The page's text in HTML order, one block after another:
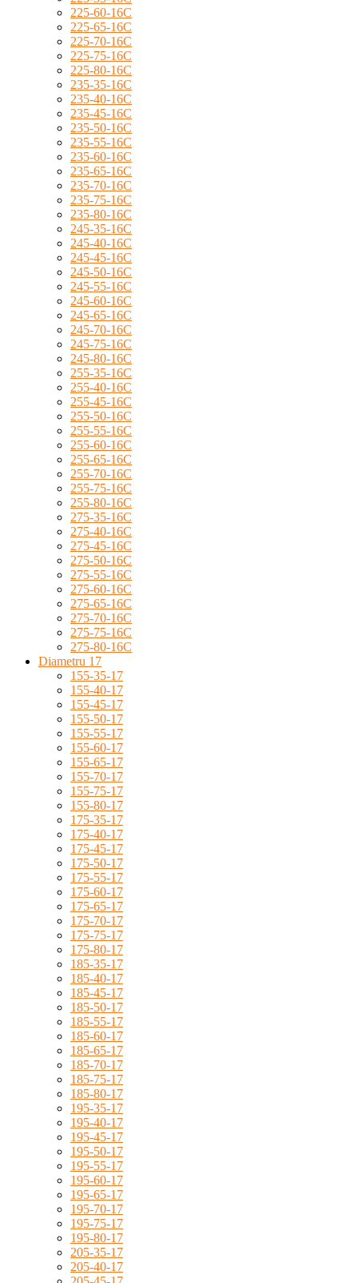
225-60-16C
225-65-16C
225-70-16C
225-75-16C
225-80-16C
235-35-16C
235-40-16C
235-45-16C
235-50-16C
235-55-16C
235-60-16C
235-65-16C
235-70-16C
235-75-16C
235-80-16C
245-35-16C
245-40-16C
245-45-16C
245-50-16C
245-55-16C
245-60-16C
245-65-16C
245-70-16C
245-75-16C
245-80-16C
255-35-16C
255-40-16C
255-45-16C
255-50-16C
255-55-16C
255-60-16C
255-65-16C
255-70-16C
255-75-16C
255-80-16C
275-35-16C
275-40-16C
275-45-16C
275-50-16C
275-55-16C
275-60-16C
275-65-16C
275-70-16C
275-75-16C
275-80-16C
Diametru 17
155-35-17
155-40-17
155-45-17
155-50-17
155-55-17
155-60-17
155-65-17
155-70-17
155-75-17
155-80-17
175-35-17
175-40-17
175-45-17
175-50-17
175-55-17
175-60-17
175-65-17
175-70-17
175-75-17
175-80-17
185-35-17
185-40-17
185-45-17
185-50-17
185-55-17
185-60-17
185-65-17
185-70-17
185-75-17
185-80-17
195-35-17
195-40-17
195-45-17
195-50-17
195-55-17
195-60-17
195-65-17
195-70-17
195-75-17
195-80-17
205-35-17
205-40-17